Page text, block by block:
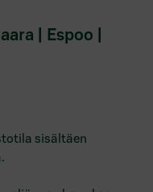
| Espoo |
sisältäen